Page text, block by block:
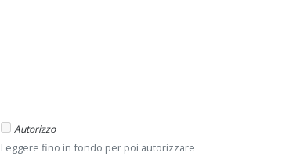
Autorizzo
Leggere fino in fondo per poi autorizzare